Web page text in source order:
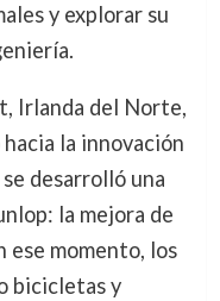
y explorar su
Irlanda del Norte,
la innovación
desarrolló una
la mejora de
ese momento, los
bicicletas y